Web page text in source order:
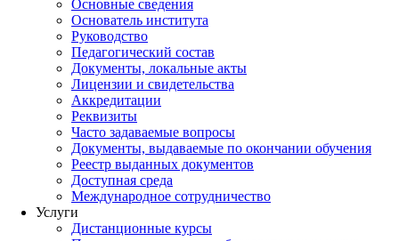
Основные сведения
Основатель института
Руководство
Педагогический состав
Документы, локальные акты
Лицензии и свидетельства
Аккредитации
Реквизиты
Часто задаваемые вопросы
Документы, выдаваемые по окончании обучения
Реестр выданных документов
Доступная среда
Международное сотрудничество
Услуги
Дистанционные курсы